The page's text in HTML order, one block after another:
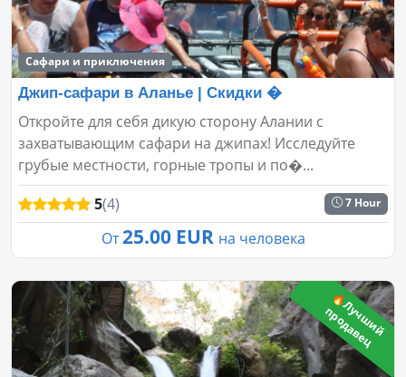
Сафари и приключения
Джип-сафари в Аланье | Скидки �
Откройте для себя дикую сторону Алании с
захватывающим сафари на джипах! Исследуйте
грубые местности, горные тропы и по�...
5(4) 7 Hour
От 25.00 EUR на человека
🔥
Л
у
ч
ш
и
й
п
р
о
д
а
в
е
ц